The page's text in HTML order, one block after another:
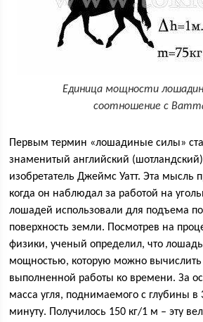
Единица мощности
соотношение с
Первым термин «лошадиные силы»
знаменитый английский
изобретатель Джеймс Уатт. Эта мысль
когда он наблюдал за работой на
лошадей использовали для подъема
поверхность земли. Посмотрев на
физики, ученый определил, что
мощностью, которую можно
выполненной работы ко времени. За
масса угля, поднимаемого с глубины в
минуту. Получилось 150 кг/1 м – эту